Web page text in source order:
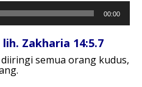
00:00
lih. Zakharia 14:5.7
semua orang kudus,